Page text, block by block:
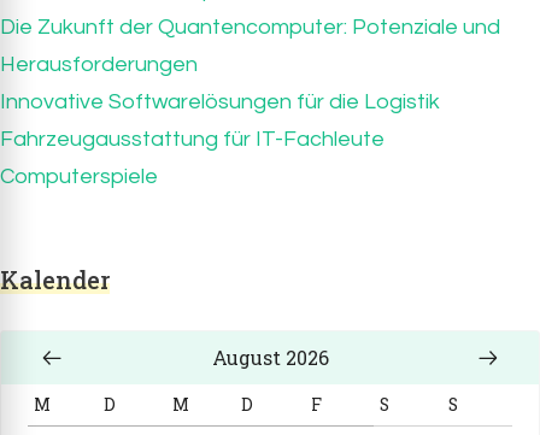
Die Zukunft der Quantencomputer: Potenziale und
Herausforderungen
Innovative Softwarelösungen für die Logistik
Fahrzeugausstattung für IT-Fachleute
Computerspiele
Kalender
August 2026
M D M D F S S